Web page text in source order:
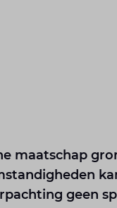
maatschap
geen